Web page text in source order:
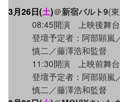
3月26日(土)＠新宿バルト9(
08:45開演 上映後舞
登壇予定者：阿部顕嵐
慎二／藤澤浩和監督
11:30開演 上映前舞
登壇予定者：阿部顕嵐
慎二／藤澤浩和監督